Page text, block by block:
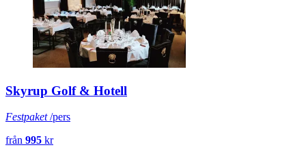
Skyrup Golf & Hotell
Festpaket/pers
från 995 kr